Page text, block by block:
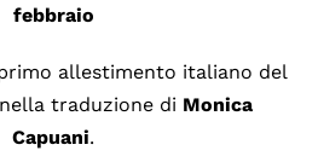
febbraio
allestimento italiano del
nella traduzione di Monica
Capuani.